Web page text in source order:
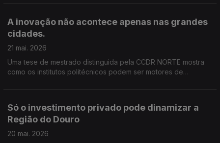
A inovação não acontece apenas nas grandes
cidades.
21 mai. 2026
Uma tese de mestrado distinguida pela CCDR NORTE mostra
como os institutos politécnicos podem ser motores de
Só o investimento privado pode dinamizar a
Região do Douro
20 mai. 2026